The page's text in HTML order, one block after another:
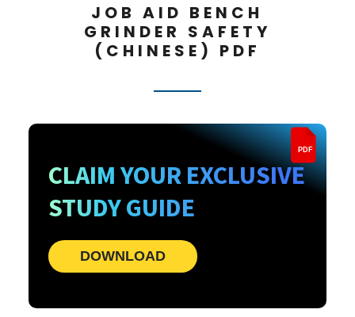
JOB AID BENCH
GRINDER SAFETY
(CHINESE) PDF
PDF
CLAIM YOUR EXCLUSIVE
STUDY GUIDE
DOWNLOAD